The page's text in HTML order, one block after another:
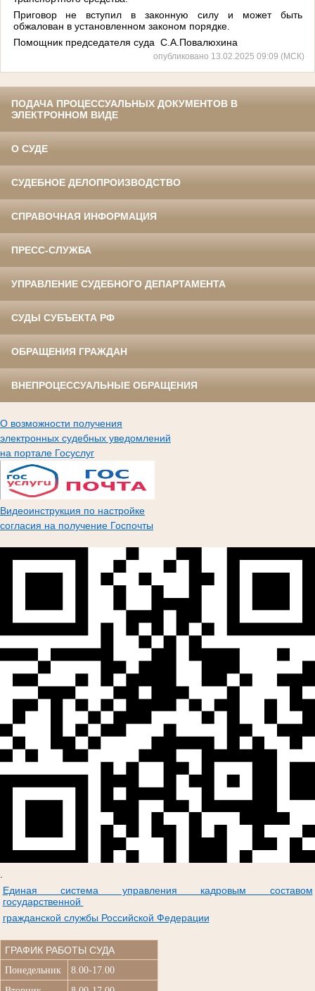
Приговор не вступил в законную силу и может быть
обжалован в установленном законом порядке.
Помощник председателя суда С.А.Повалюхина
опубликовано 13.02.2025 09:09 (МСК)
ПОДАЧА ПРОЦЕССУАЛЬНЫХ ДОКУМЕНТОВ В
ЭЛЕКТРОННОМ ВИДЕ
О СУДЕ
СУДЕБНОЕ ДЕЛОПРОИЗВОДСТВО
СПРАВОЧНАЯ ИНФОРМАЦИЯ
ПРЕСС-СЛУЖБА
УПРАВЛЕНИЕ СУДЕБНОГО ДЕПАРТАМЕНТА
СУДЫ СУБЪЕКТА РФ
ОБРАЩЕНИЯ ГРАЖДАН
ВНЕПРОЦЕССУАЛЬНЫЕ ОБРАЩЕНИЯ
О возможности получения
электронных судебных уведомлений
на портале Госуслуг
Видеоинструкция по настройке
согласия на получение Госпочты
Единая система управления кадровым составом
государственной
гражданской службы Российской Федерации
ГРАФИК РАБОТЫ СУДА
Понедельник
8.00-17.00